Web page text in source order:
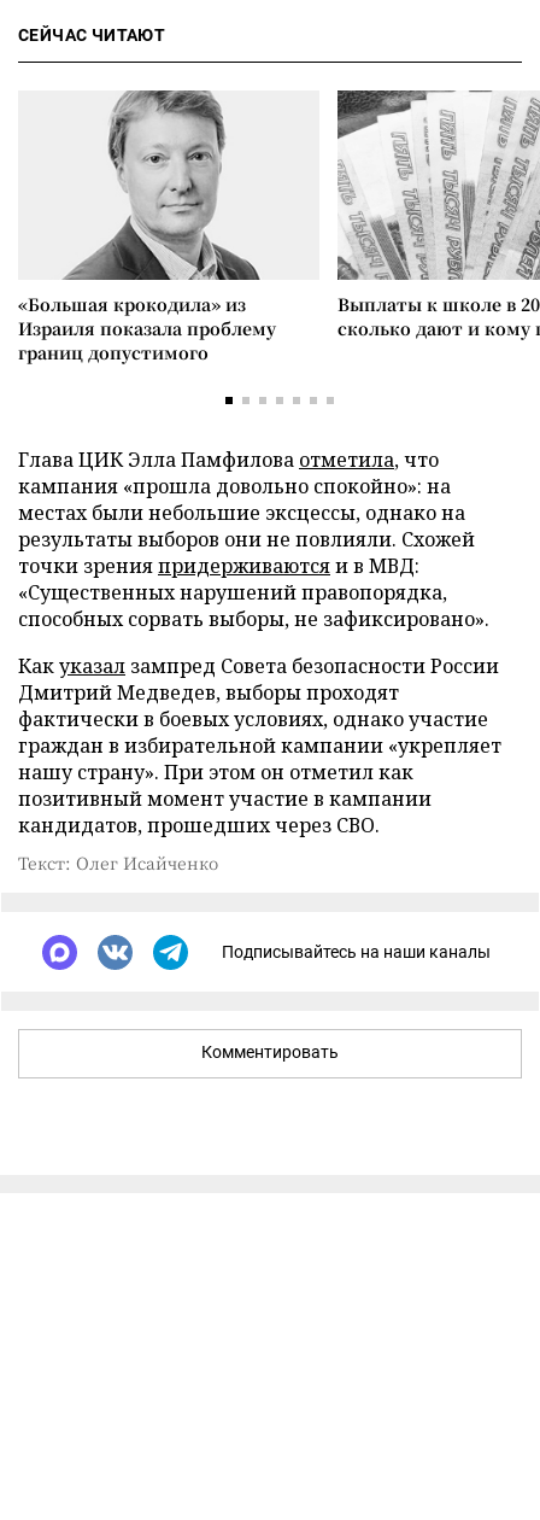
СЕЙЧАС ЧИТАЮТ
«Большая крокодила» из
Израиля показала проблему
границ допустимого
Выплаты к школе в
сколько дают и
Глава ЦИК Элла Памфилова отметила, что
кампания «прошла довольно спокойно»: на
местах были небольшие эксцессы, однако на
результаты выборов они не повлияли. Схожей
точки зренияпридерживаютсяи в МВД:
«Существенных нарушений правопорядка,
способных сорвать выборы, не зафиксировано».
Какуказал зампред Совета безопасности России
Дмитрий Медведев, выборы проходят
фактически в боевых условиях, однако участие
граждан в избирательной кампании «укрепляет
нашу страну». При этом он отметил как
позитивный момент участие в кампании
кандидатов, прошедших через СВО.
Текст: Олег Исайченко
Подписывайтесь на наши каналы
Комментировать